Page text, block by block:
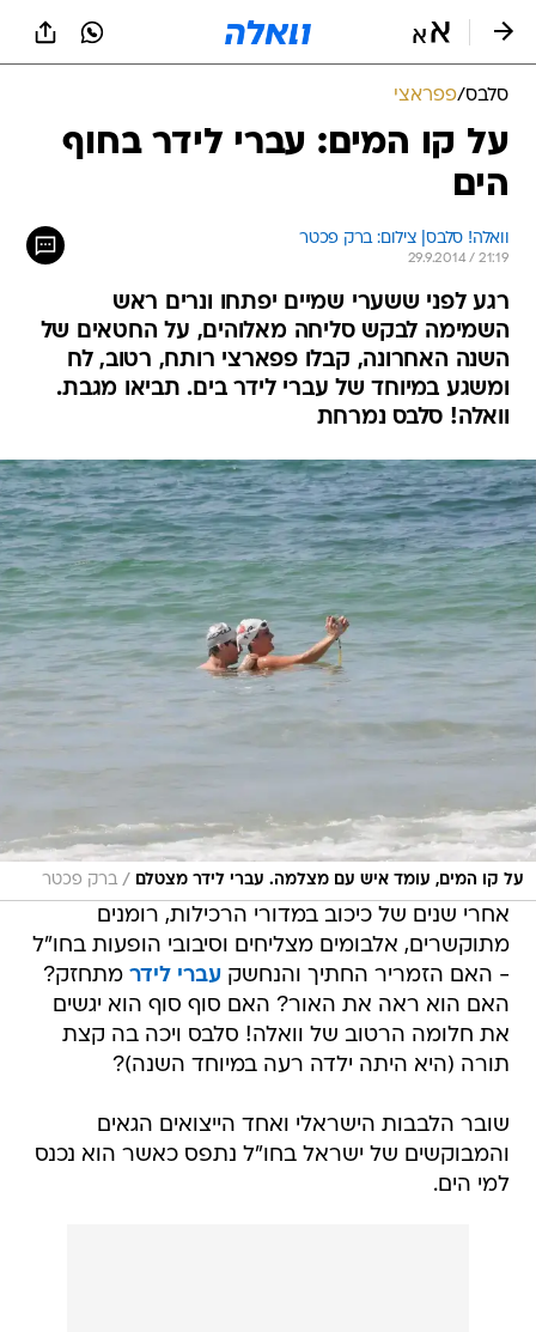
סלבס/פפראצי
על קו המים: עברי לידר בחוף
הים
וואלה! סלבס| צילום: ברק פכטר
29.9.2014 / 21:19
רגע לפני ששערי שמיים יפתחו ונרים ראש
השמימה לבקש סליחה מאלוהים, על החטאים של
השנה האחרונה, קבלו פפארצי רותח, רטוב, לח
ומשגע במיוחד של עברי לידר בים. תביאו מגבת.
וואלה! סלבס נמרחת
על קו המים, עומד איש עם מצלמה. עברי לידר מצטלם / ברק פכטר
אחרי שנים של כיכוב במדורי הרכילות, רומנים
מתוקשרים, אלבומים מצליחים וסיבובי הופעות בחו"ל
- האם הזמריר החתיך והנחשקעברי לידר מתחזק?
האם הוא ראה את האור? האם סוף סוף הוא יגשים
את חלומה הרטוב של וואלה! סלבס ויכה בה קצת
תורה (היא היתה ילדה רעה במיוחד השנה)?
שובר הלבבות הישראלי ואחד הייצואים הגאים
והמבוקשים של ישראל בחו"ל נתפס כאשר הוא נכנס
למי הים.